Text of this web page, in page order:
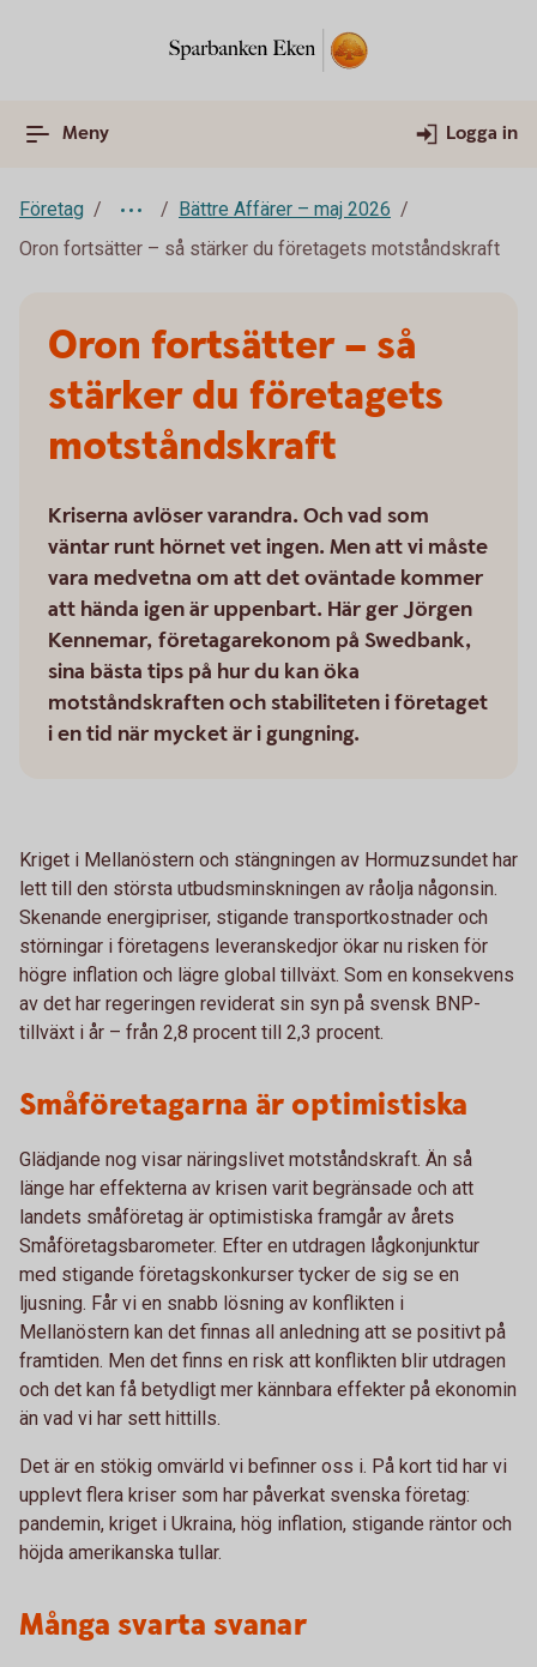
Meny Logga in
Företag
Bättre Affärer – maj 2026
Oron fortsätter – så stärker du företagets motståndskraft
Oron fortsätter – så
stärker du företagets
motståndskraft
Kriserna avlöser varandra. Och vad som
väntar runt hörnet vet ingen. Men att vi måste
vara medvetna om att det oväntade kommer
att hända igen är uppenbart. Här ger Jörgen
Kennemar, företagarekonom på Swedbank,
sina bästa tips på hur du kan öka
motståndskraften och stabiliteten i företaget
i en tid när mycket är i gungning.
Kriget i Mellanöstern och stängningen av Hormuzsundet har
lett till den största utbudsminskningen av råolja någonsin.
Skenande energipriser, stigande transportkostnader och
störningar i företagens leveranskedjor ökar nu risken för
högre inflation och lägre global tillväxt. Som en konsekvens
av det har regeringen reviderat sin syn på svensk BNP-
tillväxt i år – från 2,8 procent till 2,3 procent.
Småföretagarna är optimistiska
Glädjande nog visar näringslivet motståndskraft. Än så
länge har effekterna av krisen varit begränsade och att
landets småföretag är optimistiska framgår av årets
Småföretagsbarometer. Efter en utdragen lågkonjunktur
med stigande företagskonkurser tycker de sig se en
ljusning. Får vi en snabb lösning av konflikten i
Mellanöstern kan det finnas all anledning att se positivt på
framtiden. Men det finns en risk att konflikten blir utdragen
och det kan få betydligt mer kännbara effekter på ekonomin
än vad vi har sett hittills.
Det är en stökig omvärld vi befinner oss i. På kort tid har vi
upplevt flera kriser som har påverkat svenska företag:
pandemin, kriget i Ukraina, hög inflation, stigande räntor och
höjda amerikanska tullar.
Många svarta svanar